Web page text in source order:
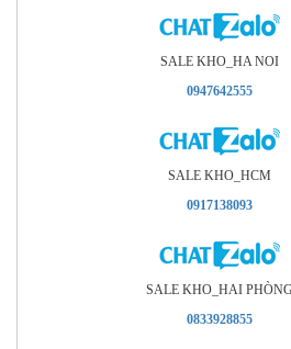
SALE KHO_HA NOI
0947642555
SALE KHO_HCM
0917138093
SALE KHO_HAI PHÒNG
0833928855